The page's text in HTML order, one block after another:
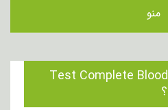
منو
هدف از انجام آزمایش Test Complete Blood